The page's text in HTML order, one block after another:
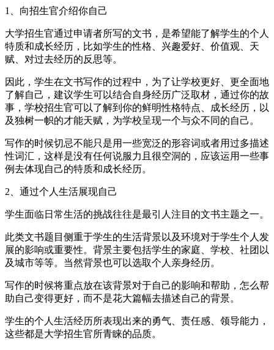
1、向招生官介绍你自己
大学招生官通过申请者所写的文书，是希望能了解学生的个人
特质和成长经历，比如学生的性格、兴趣爱好、价值观、天
赋、对过去经历的反思等。
因此，学生在文书写作的过程中，为了让学校更好、更全面地
了解自己，建议学生可以结合自身经历广泛取材，通过你的故
事，学校招生官可以了解到你的鲜明性格特点、成长经历，以
及独树一帜的才能天赋，为学校呈现一个与众不同的自己。
写作的时候切忌不能只是用一些宽泛的形容词或者用过多描述
性词汇，这样是没有任何说服力且很空洞的，应该运用一些事
例去体现自己的特质和成长经历。
2、通过个人生活展现自己
学生面临日常生活的挑战往往是最引人注目的文书主题之一。
此类文书题目侧重于学生的生活背景以及环境对于学生个人发
展的影响或重要性。背景主要包括学生的家庭、学校、社团以
及城市等等。当然背景也可以选取个人亲身经历。
写作的时候将重点放在该背景对于自己的影响和帮助，怎么帮
助自己变得更好，而不是花大篇幅去描述自己的背景。
学生的个人生活经历所表现出来的勇气、责任感、领导能力，
这些都是大学招生官所青睐的品质。